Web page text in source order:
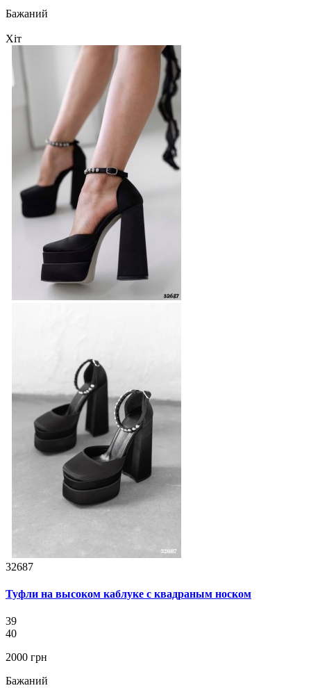
Бажаний
Хіт
32687
Туфли на высоком каблуке с квадраным носком
39
40
2000 грн
Бажаний